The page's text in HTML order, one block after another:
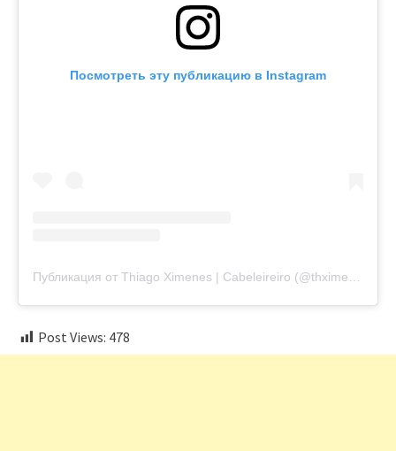
Посмотреть эту публикацию в Instagram
Post Views: 478